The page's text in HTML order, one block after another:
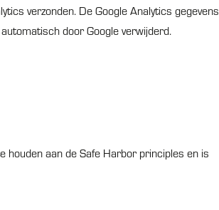
verzonden. De Google Analytics gegevens
door Google verwijderd.
houden aan de Safe Harbor principles en is